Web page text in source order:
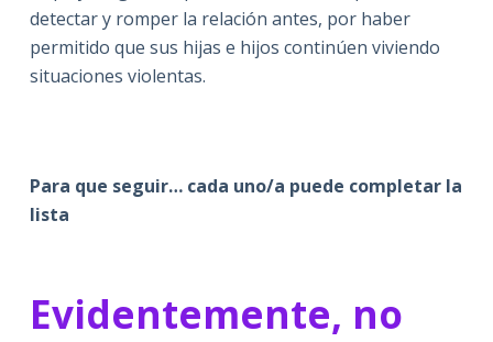
detectar y romper la relación antes, por haber
permitido que sus hijas e hijos continúen viviendo
situaciones violentas.
Para que seguir… cada uno/a puede completar la
lista
Evidentemente, no